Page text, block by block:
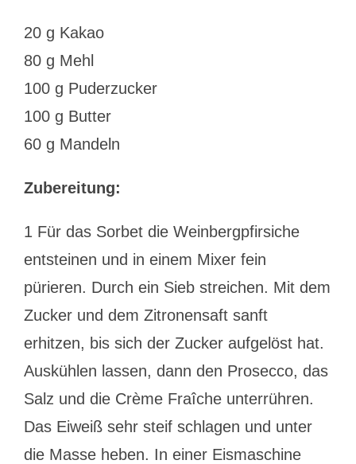
20 g Kakao
80 g Mehl
100 g Puderzucker
100 g Butter
60 g Mandeln
Zubereitung:
1 Für das Sorbet die Weinbergpfirsiche
entsteinen und in einem Mixer fein
pürieren. Durch ein Sieb streichen. Mit dem
Zucker und dem Zitronensaft sanft
erhitzen, bis sich der Zucker aufgelöst hat.
Auskühlen lassen, dann den Prosecco, das
Salz und die Crème Fraîche unterrühren.
Das Eiweiß sehr steif schlagen und unter
die Masse heben. In einer Eismaschine